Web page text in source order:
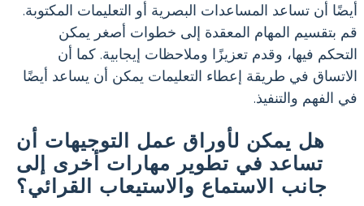
أيضًا أن تساعد المساعدات البصرية أو التعليمات المكتوبة.
قم بتقسيم المهام المعقدة إلى خطوات أصغر يمكن
التحكم فيها، وقدم تعزيزًا وملاحظات إيجابية. كما أن
الاتساق في طريقة إعطاء التعليمات يمكن أن يساعد أيضًا
في الفهم والتنفيذ.
هل يمكن لأوراق عمل التوجيهات أن
تساعد في تطوير مهارات أخرى إلى
جانب الاستماع والاستيعاب القرائي؟